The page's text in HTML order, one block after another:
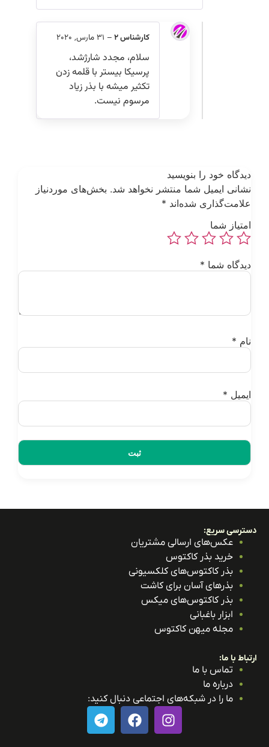
کارشناس 2 –31 مارس, 2020
سلام، مجدد شارژشد،
پرسیکا بیستر با قلمه زدن
تکثیر میشه با بذر زیاد
مرسوم نیست.
خود را بنویسید
ایمیل شما منتشر نخواهد شد. بخش‌های موردنیاز
شده‌اند*
شما
شما *
*
سریع:
عکس‌های ارسالی مشتریان
خرید بذر کاکتوس
بذر کاکتوس‌های کلکسیونی
بذرهای آسان برای کاشت
بذر کاکتوس‌های میکس
ابزار باغبانی
مجله میهن کاکتوس
با ما:
تماس با ما
درباره ما
ما را در شبکه‌های اجتماعی دنبال کنید: